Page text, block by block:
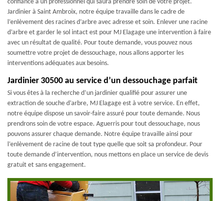
confiance à un professionnel qui saura prendre soin de votre projet.
Jardinier à Saint Ambroix, notre équipe travaille dans le cadre de
l’enlèvement des racines d’arbre avec adresse et soin. Enlever une racine
d’arbre et garder le sol intact est pour MJ Elagage une intervention à faire
avec un résultat de qualité. Pour toute demande, vous pouvez nous
soumettre votre projet de dessouchage, nous allons apporter les
interventions adéquates aux besoins.
Jardinier 30500 au service d’un dessouchage parfait
Si vous êtes à la recherche d’un jardinier qualifié pour assurer une
extraction de souche d’arbre, MJ Elagage est à votre service. En effet,
notre équipe dispose un savoir-faire assuré pour toute demande. Nous
prendrons soin de votre espace. Aguerris pour tout dessouchage, nous
pouvons assurer chaque demande. Notre équipe travaille ainsi pour
l’enlèvement de racine de tout type quelle que soit sa profondeur. Pour
toute demande d’intervention, nous mettons en place un service de devis
gratuit et sans engagement.